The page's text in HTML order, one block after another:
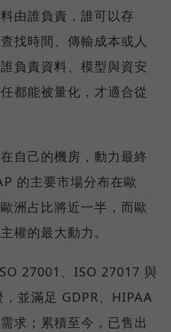
由誰負責，誰可以存
找時間、傳輸成本或人
負責資料、模型與資安
都能被量化，才適合從
自己的機房，動力最終
的主要市場分布在歐
洲占比將近一半，而歐
權的最大動力。
27001、ISO 27017 與
並滿足 GDPR、HIPAA
求；累積至今，已售出